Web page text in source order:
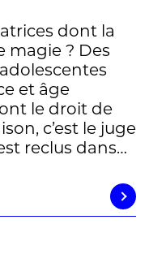
dont la
magie ? Des
et âge
le droit de
c’est le juge
reclus dans…